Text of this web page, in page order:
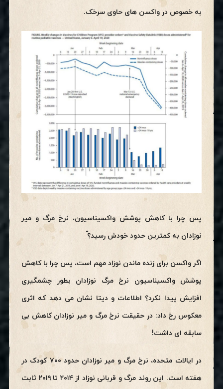
به خصوص در واکسن های حاوی سرخک.
پس چرا با کاهش پوشش واکسیناسیون، نرخ مرگ و میر
نوزادان به کمترین حدود خودش رسید؟ّ
اگر واکسن برای زنده ماندن نوزاد مهم است، پس چرا با کاهش
پوشش واکسیناسیون نرخ مرگ نوزادان بطور چشمگیری
افزایش پیدا نکرد؟ اطلاعات و دیتا نشان می دهد که اثری
معکوس رخ داد: در حقیقت نرخ مرگ و میر نوزادان کاهش بی
سابقه ای داشت!
در ایالات متحده، نرخ مرگ و میر نوزادان حدود ۷۰۰ کودک در
هفته است. این روند مرگ و قربانی نوزاد از ۲۰۱۴ تا ۲۰۱۹ ثابت